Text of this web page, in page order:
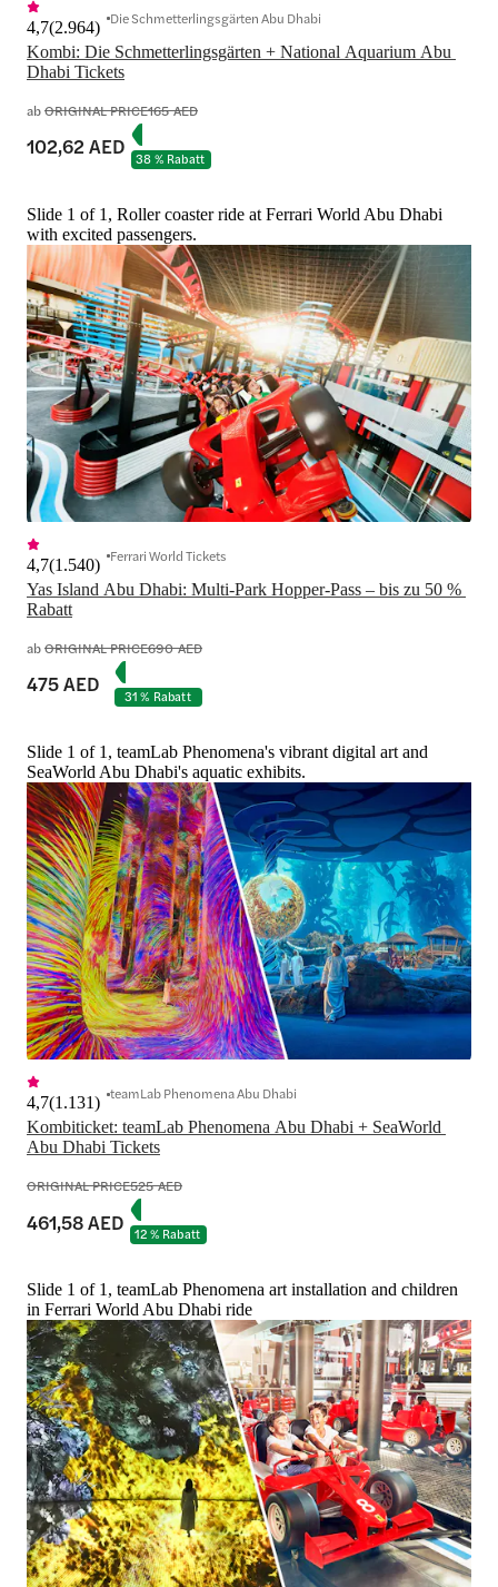
Kombi: Die Schmetterlingsgärten + National Aquarium Abu
Dhabi Tickets
4,7(2.964) Die Schmetterlingsgärten Abu Dhabi
abORIGINAL PRICE165 AED
102,62 AED 38 % Rabatt
Slide 1 of 1, Roller coaster ride at Ferrari World Abu Dhabi
with excited passengers.
Yas Island Abu Dhabi: Multi-Park Hopper-Pass – bis zu 50 %
Rabatt
4,7(1.540) Ferrari World Tickets
abORIGINAL PRICE690 AED
475 AED 31 % Rabatt
Slide 1 of 1, teamLab Phenomena's vibrant digital art and
SeaWorld Abu Dhabi's aquatic exhibits.
Kombiticket: teamLab Phenomena Abu Dhabi + SeaWorld
Abu Dhabi Tickets
4,7(1.131) teamLab Phenomena Abu Dhabi
ORIGINAL PRICE525 AED
461,58 AED 12 % Rabatt
Slide 1 of 1, teamLab Phenomena art installation and children
in Ferrari World Abu Dhabi ride